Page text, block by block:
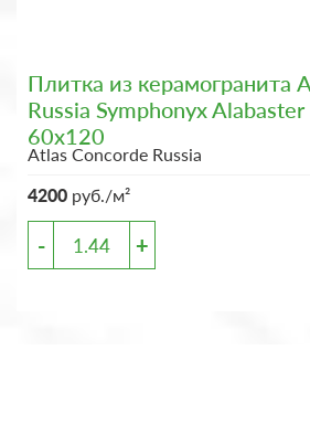
Плитка из керамогранита
Russia Symphonyx
60x120
Atlas Concorde Russia
4200 руб./м²
- +